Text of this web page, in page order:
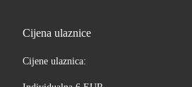
Cijena ulaznice
Cijene ulaznica: